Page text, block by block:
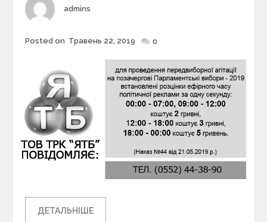
Author
admins
Posted
Posted on Травень 22, 2019 0
ДЕТАЛЬНІШЕ